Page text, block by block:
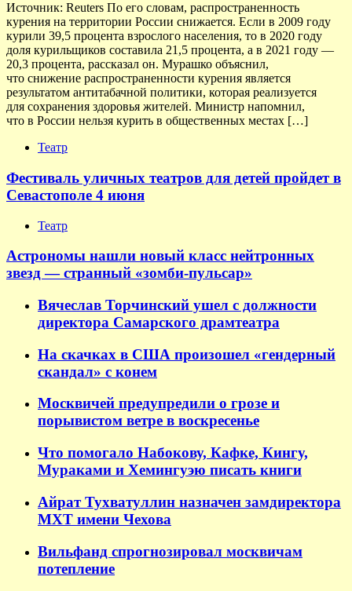
Источник: Reuters По его словам, распространенность
курения на территории России снижается. Если в 2009 году
курили 39,5 процента взрослого населения, то в 2020 году
доля курильщиков составила 21,5 процента, а в 2021 году —
20,3 процента, рассказал он. Мурашко объяснил,
что снижение распространенности курения является
результатом антитабачной политики, которая реализуется
для сохранения здоровья жителей. Министр напомнил,
что в России нельзя курить в общественных местах […]
Театр
Фестиваль уличных театров для детей пройдет в
Севастополе 4 июня
Театр
Астрономы нашли новый класс нейтронных
звезд — странный «зомби-пульсар»
Вячеслав Торчинский ушел с должности
директора Самарского драмтеатра
На скачках в США произошел «гендерный
скандал» с конем
Москвичей предупредили о грозе и
порывистом ветре в воскресенье
Что помогало Набокову, Кафке, Кингу,
Мураками и Хемингуэю писать книги
Айрат Тухватуллин назначен замдиректора
МХТ имени Чехова
Вильфанд спрогнозировал москвичам
потепление